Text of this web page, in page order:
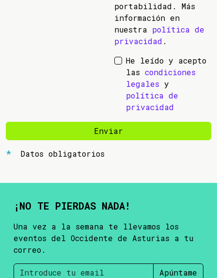
portabilidad. Más
información en
nuestra política de
privacidad .
He leído y acepto
las condiciones
legales y
política de
privacidad
Enviar
Datos obligatorios
¡NO TE PIERDAS NADA!
Una vez a la semana te llevamos los
eventos del Occidente de Asturias a tu
correo.
Apúntame